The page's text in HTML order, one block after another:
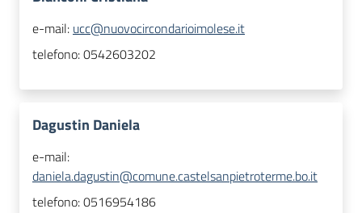
e-mail: ucc@nuovocircondarioimolese.it
telefono:0542603202
Dagustin Daniela
e-mail:
daniela.dagustin@comune.castelsanpietroterme.bo.it
telefono:0516954186